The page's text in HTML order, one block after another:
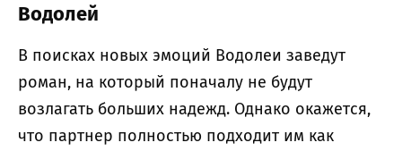
Водолей
В поисках новых эмоций Водолеи заведут
роман, на который поначалу не будут
возлагать больших надежд. Однако окажется,
что партнер полностью подходит им как